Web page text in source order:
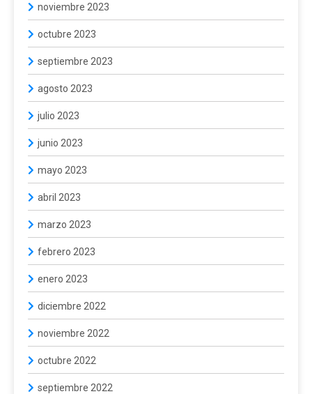
noviembre 2023
octubre 2023
septiembre 2023
agosto 2023
julio 2023
junio 2023
mayo 2023
abril 2023
marzo 2023
febrero 2023
enero 2023
diciembre 2022
noviembre 2022
octubre 2022
septiembre 2022